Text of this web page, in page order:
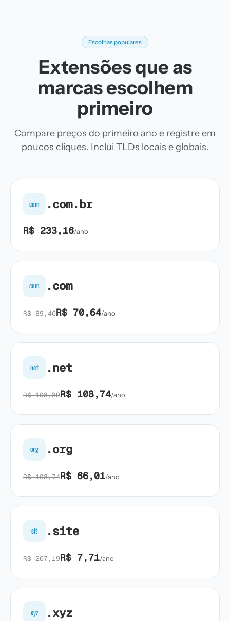
Escolhas populares
Extensões que as
marcas escolhem
primeiro
Compare preços do primeiro ano e registre em
poucos cliques. Inclui TLDs locais e globais.
com .com.br
R$ 233,16/ano
com .com
R$ 89,46R$ 70,64/ano
net .net
R$ 108,89R$ 108,74/ano
org .org
R$ 108,74R$ 66,01/ano
sit .site
R$ 267,19R$ 7,71/ano
xyz .xyz